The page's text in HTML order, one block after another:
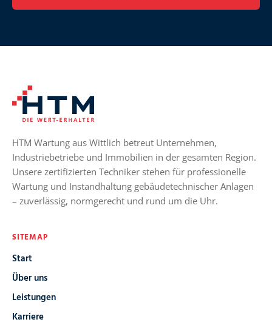
HTM Wartung aus Wittlich betreut Unternehmen,
Industriebetriebe und Immobilien in der gesamten Region.
Unsere zertifizierten Techniker stehen für professionelle
Wartung und Instandhaltung gebäudetechnischer Anlagen
– zuverlässig, normgerecht und rund um die Uhr.
SITEMAP
Start
Über uns
Leistungen
Karriere